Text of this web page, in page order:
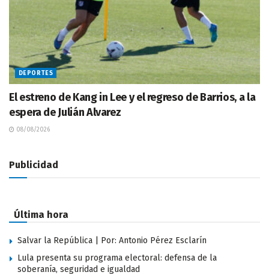
DEPORTES
El estreno de Kang in Lee y el regreso de Barrios, a la
espera de Julián Alvarez
08/08/2026
Publicidad
Última hora
Salvar la República | Por: Antonio Pérez Esclarín
Lula presenta su programa electoral: defensa de la
soberanía, seguridad e igualdad